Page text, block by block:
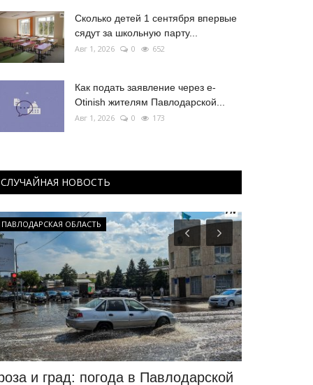
Сколько детей 1 сентября впервые
сядут за школьную парту...
Авг 1, 2026 0 652
Как подать заявление через e-
Otinish жителям Павлодарской...
Авг 1, 2026 0 173
СЛУЧАЙНАЯ НОВОСТЬ
ПАВЛОДАРСКАЯ ОБЛАСТЬ
и град: погода в Павлодарской